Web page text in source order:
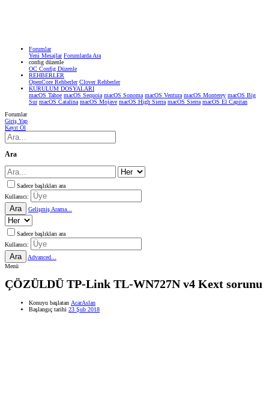
Forumlar
Yeni Mesajlar Forumlarda Ara
confıg düzenle
OC Config Düzenle
REHBERLER
OpenCore Rehberler Clover Rehberler
KURULUM DOSYALARI
macOS Tahoe macOS Sequoia macOS Sonoma macOS Ventura macOS Monterey macOS Big
Sur macOS Catalina macOS Mojave macOS High Sierra macOS Sierra macOS El Capitan
Forumlar
Giriş Yap
Kayıt Ol
Ara
Sadece başlıkları ara
Kullanıcı:
Ara Gelişmiş Arama...
Sadece başlıkları ara
Kullanıcı:
Ara
Advanced...
Menü
ÇÖZÜLDÜ TP-Link TL-WN727N v4 Kext sorunu
Konuyu başlatan AcarAslan
Başlangıç tarihi 23 Şub 2018